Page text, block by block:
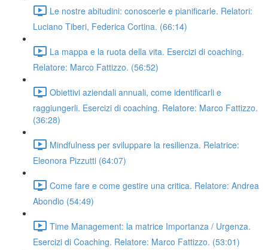
Le nostre abitudini: conoscerle e pianificarle. Relatori:
Luciano Tiberi, Federica Cortina. (66:14)
La mappa e la ruota della vita. Esercizi di coaching.
Relatore: Marco Fattizzo. (56:52)
Obiettivi aziendali annuali, come identificarli e
raggiungerli. Esercizi di coaching. Relatore: Marco Fattizzo.
(36:28)
Mindfulness per sviluppare la resilienza. Relatrice:
Eleonora Pizzutti (64:07)
Come fare e come gestire una critica. Relatore: Andrea
Abondio (54:49)
Time Management: la matrice Importanza / Urgenza.
Esercizi di Coaching. Relatore: Marco Fattizzo. (53:01)